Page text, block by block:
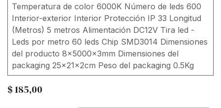
Temperatura de color 6000K Número de leds 600
Interior-exterior Interior Protección IP 33 Longitud
(Metros) 5 metros Alimentación DC12V Tira led -
Leds por metro 60 leds Chip SMD3014 Dimensiones
del producto 8x5000x3mm Dimensiones del
packaging 25x21x2cm Peso del packaging 0.5Kg
$185,00